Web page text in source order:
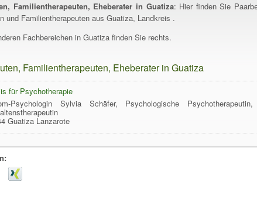
Familientherapeuten, Eheberater in Guatiza: Hier finden Sie
und Familientherapeuten aus Guatiza, Landkreis .
Fachbereichen in Guatiza finden Sie rechts.
Familientherapeuten, Eheberater in Guatiza
für Psychotherapie
Psychologin Sylvia Schäfer, Psychologische Psychotherapeutin,
Guatiza Lanzarote